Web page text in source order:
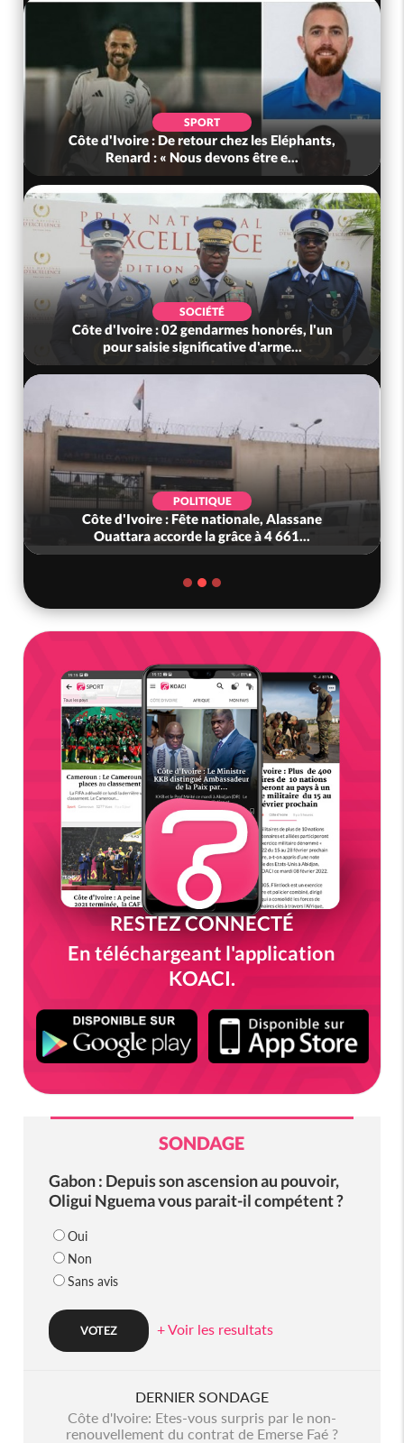
SOCIÉTÉ
Côte d'Ivoire : Indépendance, plusieurs
véhicules mis en fourrière pour con...
POLITIQUE
Côte d'Ivoire : 66è anniversaire de
l'indépendance, Alassane Ouattara prome...
POLITIQUE
Côte d'Ivoire : Décrispation ? Mamadou
Traoré ex conseiller de Soro a recou...
RESTEZ CONNECTÉ
En téléchargeant l'application
KOACI.
SONDAGE
Gabon : Depuis son ascension au pouvoir,
Oligui Nguema vous parait-il compétent ?
Oui
Non
Sans avis
+ Voir les resultats
DERNIER SONDAGE
Côte d'Ivoire: Etes-vous surpris par le non-
renouvellement du contrat de Emerse Faé ?